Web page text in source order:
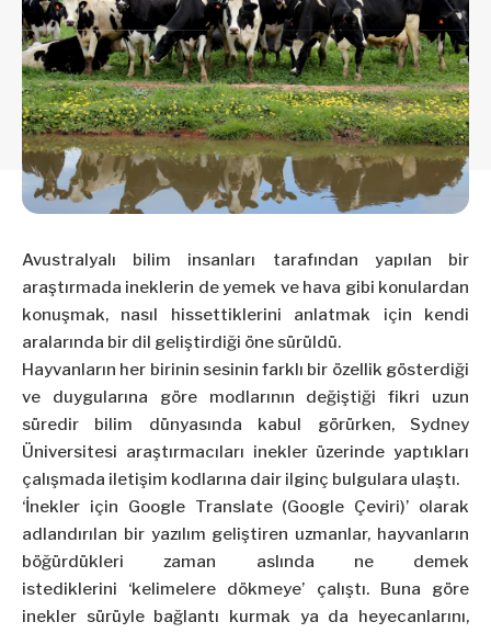
Avustralyalı bilim insanları tarafından yapılan bir
araştırmada ineklerin de yemek ve hava gibi konulardan
konuşmak, nasıl hissettiklerini anlatmak için kendi
aralarında bir dil geliştirdiği öne sürüldü.
Hayvanların her birinin sesinin farklı bir özellik gösterdiği
ve duygularına göre modlarının değiştiği fikri uzun
süredir bilim dünyasında kabul görürken, Sydney
Üniversitesi araştırmacıları inekler üzerinde yaptıkları
çalışmada iletişim kodlarına dair ilginç bulgulara ulaştı.
‘İnekler için Google Translate (Google Çeviri)’ olarak
adlandırılan bir yazılım geliştiren uzmanlar, hayvanların
böğürdükleri zaman aslında ne demek
istediklerini ‘kelimelere dökmeye’ çalıştı. Buna göre
inekler sürüyle bağlantı kurmak ya da heyecanlarını,